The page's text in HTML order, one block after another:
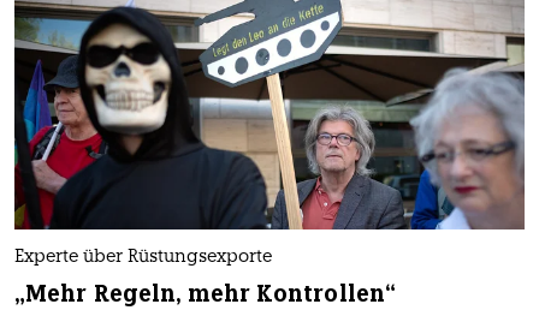
Experte über Rüstungsexporte
„Mehr Regeln, mehr Kontrollen“